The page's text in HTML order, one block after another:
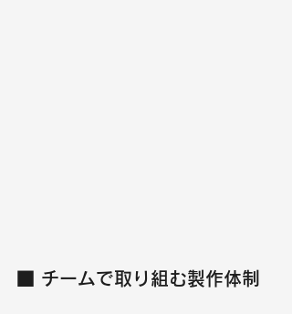
■ チームで取り組む製作体制